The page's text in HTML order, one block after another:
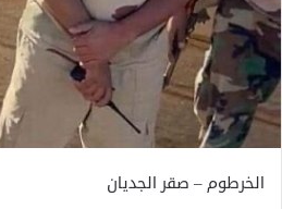
الخرطوم – صقر الجديان